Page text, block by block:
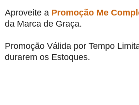
Aproveite a Promoção Me
da Marca de Graça.
Promoção Válida por Tempo
durarem os Estoques.